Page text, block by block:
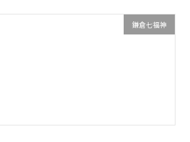
鎌倉七福神